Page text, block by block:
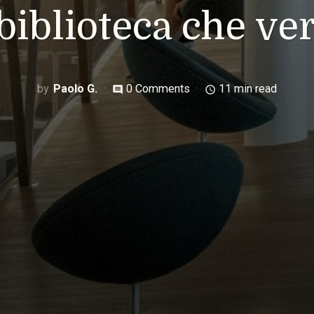
che
Paolo G. comment 0 Comments access_time 11 min read